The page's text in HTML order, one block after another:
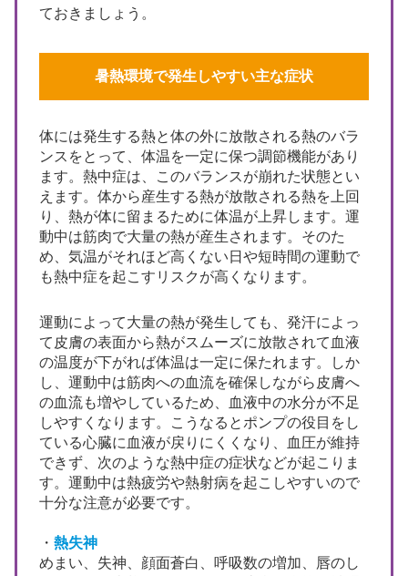
ておきましょう。
暑熱環境で発生しやすい主な症状
体には発生する熱と体の外に放散される熱のバラ
ンスをとって、体温を一定に保つ調節機能があり
ます。熱中症は、このバランスが崩れた状態とい
えます。体から産生する熱が放散される熱を上回
り、熱が体に留まるために体温が上昇します。運
動中は筋肉で大量の熱が産生されます。そのた
め、気温がそれほど高くない日や短時間の運動で
も熱中症を起こすリスクが高くなります。
運動によって大量の熱が発生しても、発汗によっ
て皮膚の表面から熱がスムーズに放散されて血液
の温度が下がれば体温は一定に保たれます。しか
し、運動中は筋肉への血流を確保しながら皮膚へ
の血流も増やしているため、血液中の水分が不足
しやすくなります。こうなるとポンプの役目をし
ている心臓に血液が戻りにくくなり、血圧が維持
できず、次のような熱中症の症状などが起こりま
す。運動中は熱疲労や熱射病を起こしやすいので
十分な注意が必要です。
・ 熱失神
めまい、失神、顔面蒼白、呼吸数の増加、唇のし